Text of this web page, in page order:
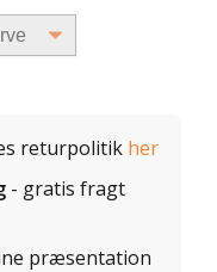
returpolitik her
- gratis fragt
præsentation